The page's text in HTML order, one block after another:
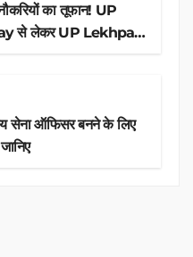
का तूफान! UP
से लेकर UP Lekhpal
सेना ऑफिसर बनने के लिए